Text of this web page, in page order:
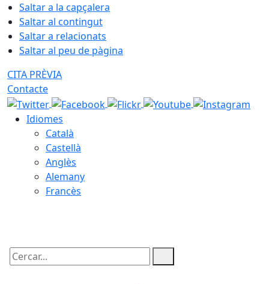
Saltar a la capçalera
Saltar al contingut
Saltar a relacionats
Saltar al peu de pàgina
CITA PRÈVIA
Contacte
Idiomes
Català
Castellà
Anglès
Alemany
Francès
Cercar: